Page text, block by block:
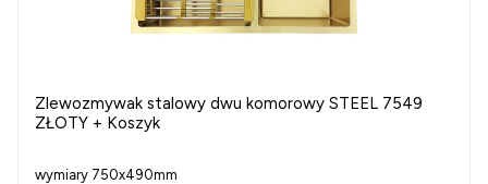
Zlewozmywak stalowy dwu komorowy STEEL 7549
ZŁOTY + Koszyk
wymiary 750x490mm